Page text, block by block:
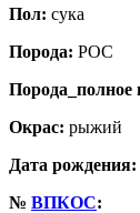
Пол: сука
Порода: РОС
Порода_полное
Окрас: рыжий
Дата рождения:
№ ВПКОС: